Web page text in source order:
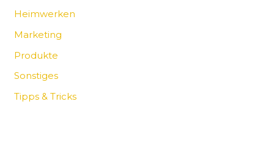
Heimwerken
Marketing
Produkte
Sonstiges
Tipps & Tricks